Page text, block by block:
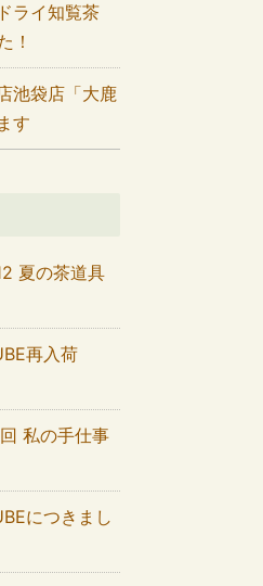
ライ知覧茶
！
池袋店「大鹿
す
夏の茶道具
再入荷
私の手仕事
につきまし